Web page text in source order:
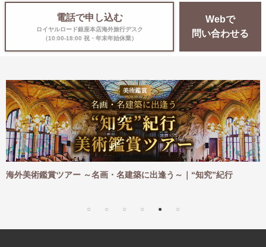
電話で申し込む
ロイヤルロード銀座本店海外旅行デスク
（10:00-18:00 祝・年末年始休業）
Webで
問い合わせる
海外美術鑑賞ツアー ～名画・名建築に出逢う～｜“知究”紀行